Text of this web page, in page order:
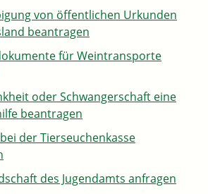
von öffentlichen Urkunden
beantragen
für Weintransporte
oder Schwangerschaft eine
beantragen
der Tierseuchenkasse
des Jugendamts anfragen